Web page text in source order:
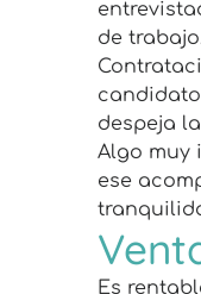
de
despeja
Algo muy
ese
Es